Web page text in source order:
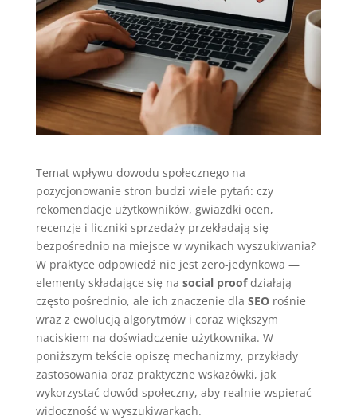
Temat wpływu dowodu społecznego na
pozycjonowanie stron budzi wiele pytań: czy
rekomendacje użytkowników, gwiazdki ocen,
recenzje i liczniki sprzedaży przekładają się
bezpośrednio na miejsce w wynikach wyszukiwania?
W praktyce odpowiedź nie jest zero-jedynkowa —
elementy składające się na social proofdziałają
często pośrednio, ale ich znaczenie dla SEOrośnie
wraz z ewolucją algorytmów i coraz większym
naciskiem na doświadczenie użytkownika. W
poniższym tekście opiszę mechanizmy, przykłady
zastosowania oraz praktyczne wskazówki, jak
wykorzystać dowód społeczny, aby realnie wspierać
widoczność w wyszukiwarkach.